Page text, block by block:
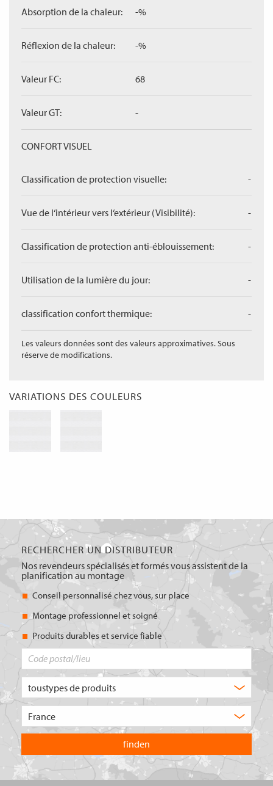
Absorption de la chaleur: -%
Réflexion de la chaleur: -%
Valeur FC: 68
Valeur GT: -
CONFORT VISUEL
Classification de protection visuelle: -
Vue de l‘intérieur vers l‘extérieur (Visibilité): -
Classification de protection anti-éblouissement: -
Utilisation de la lumière du jour: -
classification confort thermique: -
Les valeurs données sont des valeurs approximatives. Sous
réserve de modifications.
VARIATIONS DES COULEURS
RECHERCHER UN DISTRIBUTEUR
Nos revendeurs spécialisés et formés vous assistent de la
planification au montage
Conseil personnalisé chez vous, sur place
Montage professionnel et soigné
Produits durables et service fiable
de
recherchez-
vous
?
pays
dans
lequel
vous
souhaitez